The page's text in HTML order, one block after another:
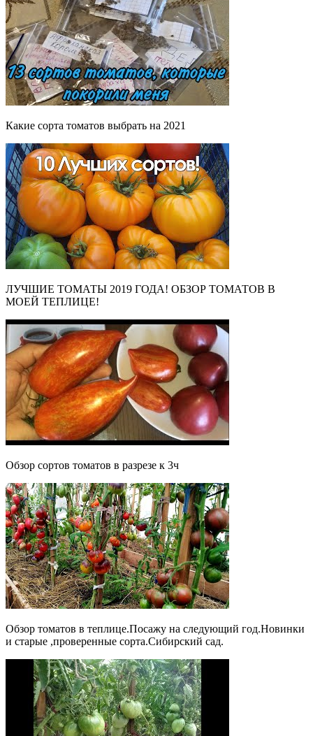
Какие сорта томатов выбрать на 2021
ЛУЧШИЕ ТОМАТЫ 2019 ГОДА! ОБЗОР ТОМАТОВ В
МОЕЙ ТЕПЛИЦЕ!
Обзор сортов томатов в разрезе к 3ч
Обзор томатов в теплице.Посажу на следующий год.Новинки
и старые ,проверенные сорта.Сибирский сад.